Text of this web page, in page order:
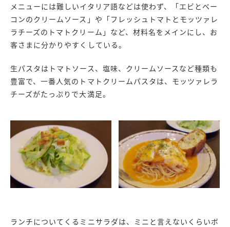
メニューには難しいイタリア語などは使わず、「エビとベー
コンのクリームソース」や「フレッシュトマトとモッツァレ
ラチーズのトマトクリーム」など、材料名をメインにし、お
客さまに分かりやすくしている。
生パスタはトマトソース、塩味、クリームソースなど種類も
豊富で、一番人気のトマトクリームパスタは、モッツァレラ
チーズがたっぷりで大満足。
ランチについてくるミニサラダは、ミニと言えないくらいボ